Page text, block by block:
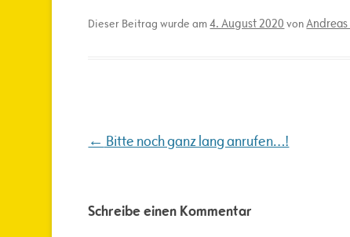
Dieser Beitrag wurde am4. August 2020 vonAndreas
Beitragsnavigation
← Bitte noch ganz lang anrufen…!
Schreibe einen Kommentar